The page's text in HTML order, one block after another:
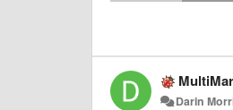
Darin